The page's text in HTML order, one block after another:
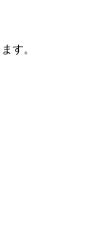
す。